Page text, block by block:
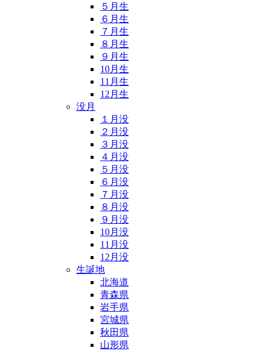
５月生
６月生
７月生
８月生
９月生
10月生
11月生
12月生
没月
１月没
２月没
３月没
４月没
５月没
６月没
７月没
８月没
９月没
10月没
11月没
12月没
生誕地
北海道
青森県
岩手県
宮城県
秋田県
山形県